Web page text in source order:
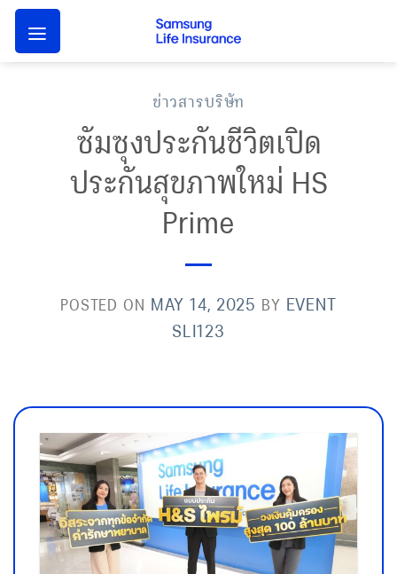
Skip
content
ข่าวสารบริษัท
ซัมซุงประกันชีวิตเปิด
ประกันสุขภาพใหม่ HS
Prime
POSTED ON MAY 14, 2025 BY EVENT
SLI123